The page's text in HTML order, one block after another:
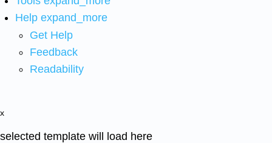
Help expand_more
Get Help
Feedback
Readability
x
selected template will load here